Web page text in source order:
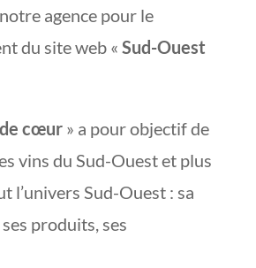
agence pour le
du site web « Sud-Ouest
cœur» a pour objectif de
vins du Sud-Ouest et plus
l’univers Sud-Ouest : sa
produits, ses